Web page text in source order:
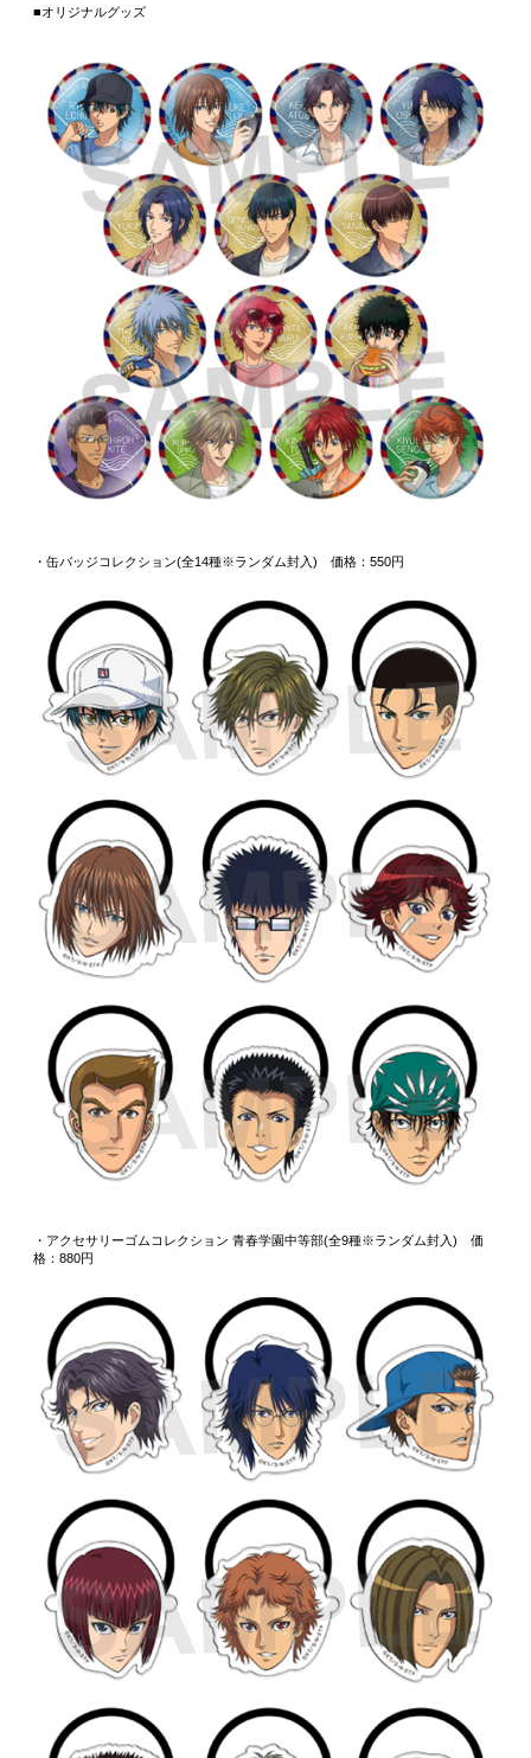
■オリジナルグッズ
・缶バッジコレクション(全14種※ランダム封入) 価格：550円
・アクセサリーゴムコレクション 青春学園中等部(全9種※ランダム封入) 価
格：880円